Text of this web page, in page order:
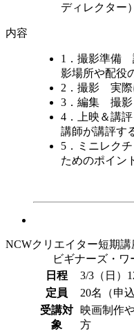
ディレクター）
内容
1．撮影準備
影場所や配役
2．撮影 実際
3．編集 撮影
4．上映＆講評
講師が講評す
5．ミニレク
ためのポイン
NCWクリエイター短期講
ビギナーズ・ワ
日程
3/3（日）
定員
20名（申
受講対
象
映画制作
方